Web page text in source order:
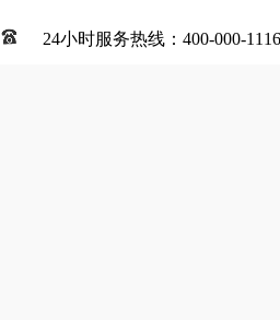
24小时服务热线：400-000-1116